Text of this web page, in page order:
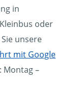
in
oder
unsere
mit Google
Montag –